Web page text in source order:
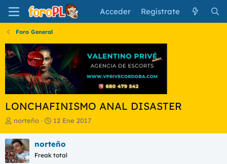
Acceder Regístrate
Foro General
LONCHAFINISMO ANAL DISASTER
I
i
c
i
norteño
F
h
a
12 Ene 2017
norteño
Freak total